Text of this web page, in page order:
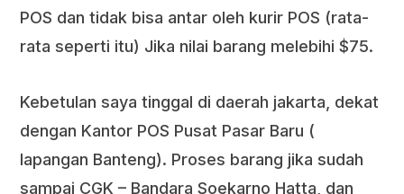
POS dan tidak bisa antar oleh kurir POS (rata-
rata seperti itu) Jika nilai barang melebihi $75.
Kebetulan saya tinggal di daerah jakarta, dekat
dengan Kantor POS Pusat Pasar Baru (
lapangan Banteng). Proses barang jika sudah
sampai CGK – Bandara Soekarno Hatta, dan